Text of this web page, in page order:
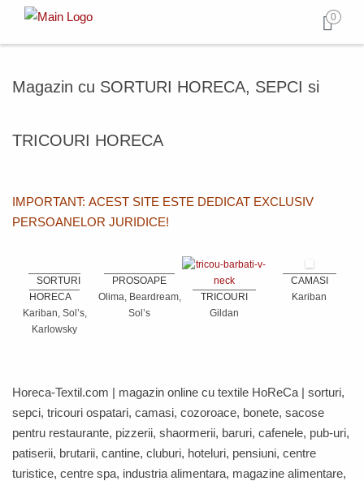
0
Magazin cu SORTURI HORECA, SEPCI si
TRICOURI HORECA
IMPORTANT: ACEST SITE ESTE DEDICAT EXCLUSIV
PERSOANELOR JURIDICE!
SORTURI
HORECA
Kariban, Sol’s,
Karlowsky
PROSOAPE
Olima, Beardream,
Sol’s
TRICOURI
Gildan
CAMASI
Kariban
Horeca-Textil.com | magazin online cu textile HoReCa | sorturi,
sepci, tricouri ospatari, camasi, cozoroace, bonete, sacose
pentru restaurante, pizzerii, shaormerii, baruri, cafenele, pub-uri,
patiserii, brutarii, cantine, cluburi, hoteluri, pensiuni, centre
turistice, centre spa, industria alimentara, magazine alimentare,